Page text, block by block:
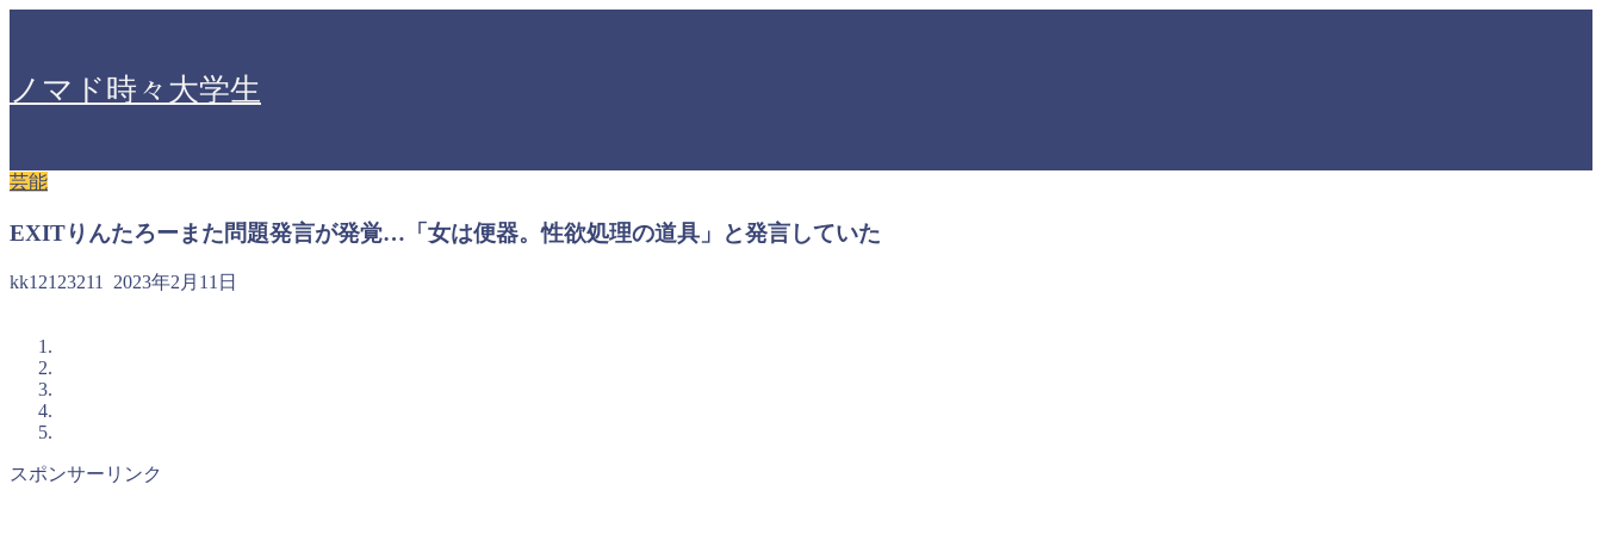
ノマド時々大学生
芸能
EXITりんたろーまた問題発言が発覚…「女は便器。性欲処理の道具」と発言していた
kk12123211 2023年2月11日
スポンサーリンク